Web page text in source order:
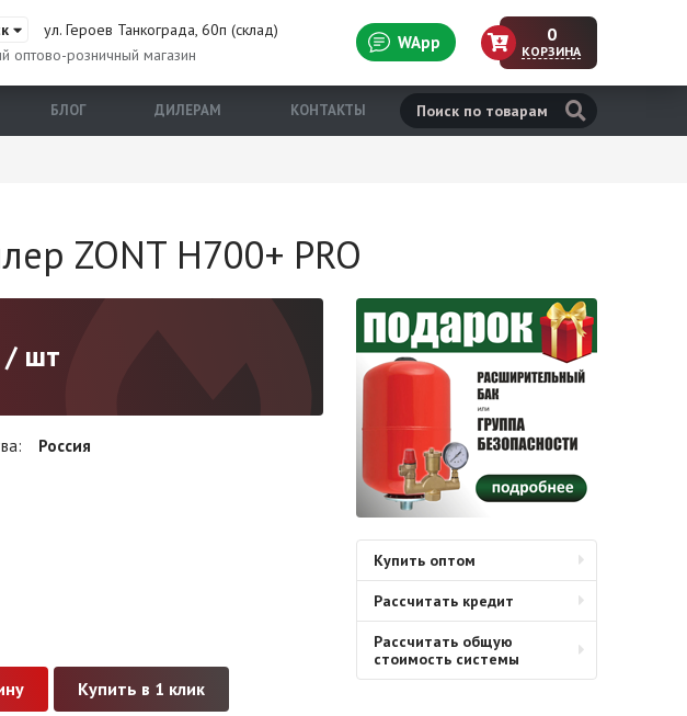
ул. Героев Танкограда, 60п (склад)
оптово-розничный магазин
WApp 0
КОРЗИНА
БЛОГ ДИЛЕРАМ КОНТАКТЫ
ZONT H700+ PRO
/ шт
Россия
Купить в 1 клик
Купить оптом
Рассчитать кредит
Рассчитать общую
стоимость системы